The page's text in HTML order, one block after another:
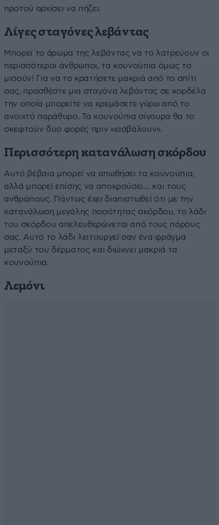
προτού αρχίσει να πήζει.
Λίγες σταγόνες λεβάντας
Μπορεί το άρωμα της λεβάντας να το λατρεύουν οι
περισσότεροι άνθρωποι, τα κουνούπια όμως το
μισούν! Για να τα κρατήσετε μακριά από το σπίτι
σας, προσθέστε μια σταγόνα λεβάντας σε κορδέλα
την οποία μπορείτε να κρεμάσετε γύρω από το
ανοιχτό παράθυρο. Τα κουνούπια σίγουρα θα το
σκεφτούν δυο φορές πριν «εισβάλουν».
Περισσότερη κατανάλωση σκόρδου
Αυτό βέβαια μπορεί να απωθήσει τα κουνούπια,
αλλά μπορεί επίσης να αποκρούσει… και τους
ανθρώπους. Πάντως έχει διαπιστωθεί ότι με την
κατανάλωση μεγάλης ποσότητας σκόρδου, το λάδι
του σκόρδου απελευθερώνεται από τους πόρους
σας. Αυτό το λάδι λειτουργεί σαν ένα φράγμα
μεταξύ του δέρματος και διώχνει μακριά τα
κουνούπια.
Λεμόνι